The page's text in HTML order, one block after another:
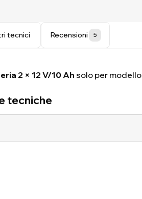
tecnici Recensioni 5
2 × 12 V/10 Ah solo per modello
tecniche